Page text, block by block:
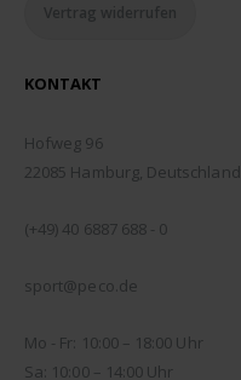
Vertrag widerrufen
KONTAKT
Hofweg 96
22085 Hamburg, Deutschland
(+49) 40 6887 688 - 0
sport@peco.de
Mo - Fr: 10:00 – 18:00 Uhr
Sa: 10:00 – 14:00 Uhr